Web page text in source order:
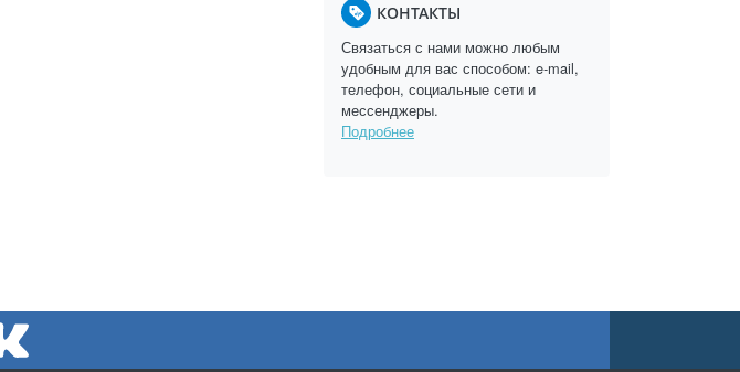
КОНТАКТЫ
Связаться с нами можно любым
удобным для вас способом: e-mail,
телефон, социальные сети и
мессенджеры.
Подробнее